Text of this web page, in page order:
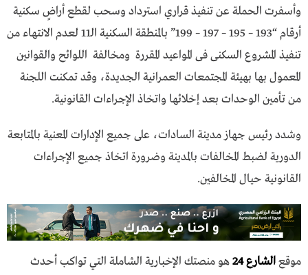
وأسفرت الحملة عن تنفيذ قراري استرداد وسحب لقطع أراضٍ سكنية
أرقام “193 – 195 – 197 – 199” بالمنطقة السكنية الـ11 لعدم الانتهاء من
تنفيذ المشروع السكنى فى المواعيد المقررة ومخالفة اللوائح والقوانين
المعمول بها بهيئة المجتمعات العمرانية الجديدة، وقد تمكنت اللجنة
من تأمين الوحدات بعد إخلائها واتخاذ الإجراءات القانونية.
وشدد رئيس جهاز مدينة السادات، على جميع الإدارات المعنية بالمتابعة
الدورية لضبط المخالفات بالمدينة وضرورة اتخاذ جميع الإجراءات
القانونية حيال المخالفين.
موقعالشارع 24
هو منصتك الإخبارية الشاملة التي تواكب أحدث